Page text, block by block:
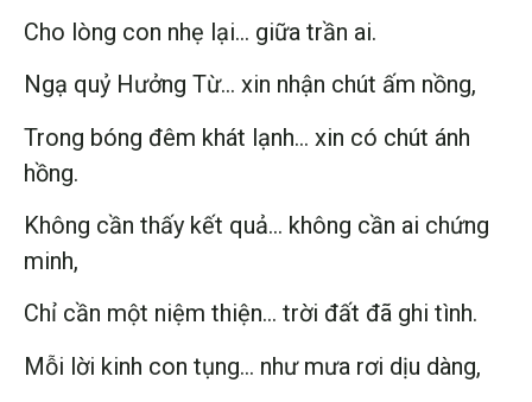
Cho lòng con nhẹ lại… giữa trần ai.
Ngạ quỷ Hưởng Từ… xin nhận chút ấm nồng,
Trong bóng đêm khát lạnh… xin có chút ánh
hồng.
Không cần thấy kết quả… không cần ai chứng
minh,
Chỉ cần một niệm thiện… trời đất đã ghi tình.
Mỗi lời kinh con tụng… như mưa rơi dịu dàng,